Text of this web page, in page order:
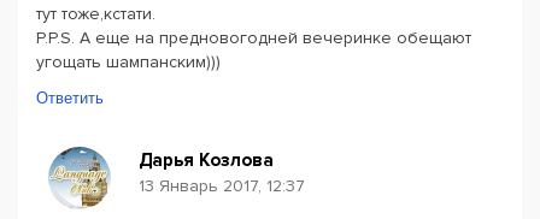
тут тоже,кстати.
P.P.S. А еще на предновогодней вечеринке обещают
угощать шампанским)))
Ответить
Дарья Козлова
13 Январь 2017, 12:37